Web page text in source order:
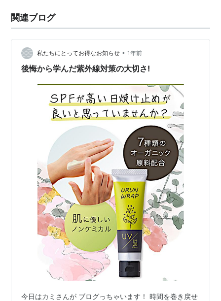
関連ブログ
私たちにとってお得なお知らせ • 1年前
後悔から学んだ紫外線対策の大切さ!
今日はカミさんが ブログっちゃいます！ 時間を巻き戻せ